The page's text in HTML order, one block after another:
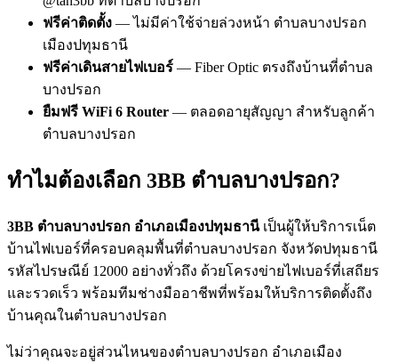
ฟรีค่าติดตั้ง — ไม่มีค่าใช้จ่ายล่วงหน้า ตำบลบางปรอก
เมืองปทุมธานี
ฟรีค่าเดินสายไฟเบอร์ — Fiber Optic ตรงถึงบ้านที่ตำบล
บางปรอก
ยืมฟรี WiFi 6 Router — ตลอดอายุสัญญา สำหรับลูกค้า
ตำบลบางปรอก
ทำไมต้องเลือก 3BB ตำบลบางปรอก?
3BB ตำบลบางปรอก อำเภอเมืองปทุมธานีเป็นผู้ให้บริการเน็ต
บ้านไฟเบอร์ที่ครอบคลุมพื้นที่ตำบลบางปรอก จังหวัดปทุมธานี
รหัสไปรษณีย์ 12000 อย่างทั่วถึง ด้วยโครงข่ายไฟเบอร์ที่เสถียร
และรวดเร็ว พร้อมทีมช่างมืออาชีพที่พร้อมให้บริการติดตั้งถึง
บ้านคุณในตำบลบางปรอก
ไม่ว่าคุณจะอยู่ส่วนไหนของตำบลบางปรอก อำเภอเมือง